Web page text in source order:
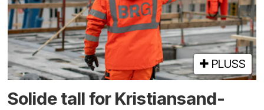
PLUSS
Solide tall for Kristiansand-